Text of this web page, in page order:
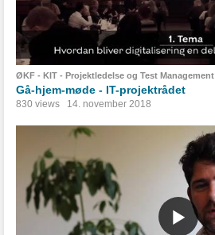
ØKF - KIT - Projektledelse og Test Management
Gå-hjem-møde - IT-projektrådet
830 views 14. november 2018